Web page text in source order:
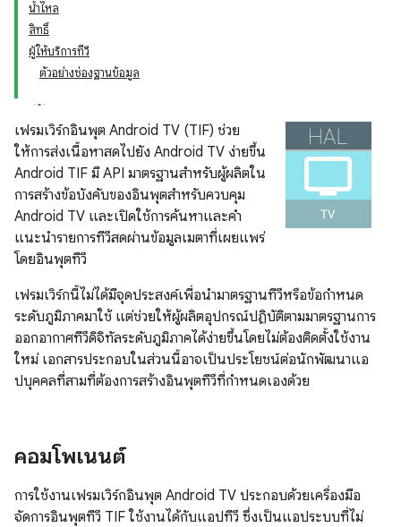
น้ำไหล
สิทธิ์
ผู้ให้บริการทีวี
ตัวอย่างช่องฐานข้อมูล
เฟรมเวิร์กอินพุต Android TV (TIF) ช่วย
ให้การส่งเนื้อหาสดไปยัง Android TV ง่ายขึ้น
Android TIF มี API มาตรฐานสำหรับผู้ผลิตใน
การสร้างข้อบังคับของอินพุตสำหรับควบคุม
Android TV และเปิดใช้การค้นหาและคำ
แนะนำรายการทีวีสดผ่านข้อมูลเมตาที่เผยแพร่
โดยอินพุตทีวี
เฟรมเวิร์กนี้ไม่ได้มีจุดประสงค์เพื่อนำมาตรฐานทีวีหรือข้อกำหนด
ระดับภูมิภาคมาใช้ แต่ช่วยให้ผู้ผลิตอุปกรณ์ปฏิบัติตามมาตรฐานการ
ออกอากาศทีวีดิจิทัลระดับภูมิภาคได้ง่ายขึ้นโดยไม่ต้องติดตั้งใช้งาน
ใหม่ เอกสารประกอบในส่วนนี้อาจเป็นประโยชน์ต่อนักพัฒนาแอ
ปบุคคลที่สามที่ต้องการสร้างอินพุตทีวีที่กำหนดเองด้วย
คอมโพเนนต์
การใช้งานเฟรมเวิร์กอินพุต Android TV ประกอบด้วยเครื่องมือ
จัดการอินพุตทีวี TIF ใช้งานได้กับแอปทีวี ซึ่งเป็นแอประบบที่ไม่